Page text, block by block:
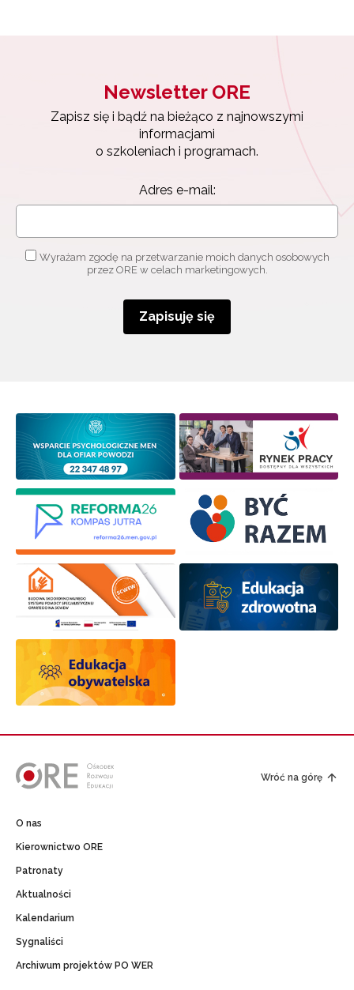
Newsletter ORE
Zapisz się i bądź na bieżąco z najnowszymi
informacjami
o szkoleniach i programach.
Adres e-mail:
Wyrażam zgodę na przetwarzanie moich danych osobowych
przez ORE w celach marketingowych.
Zapisuję się
Wróć na górę
O nas
Kierownictwo ORE
Patronaty
Aktualności
Kalendarium
Sygnaliści
Archiwum projektów PO WER
Zapisz się i bądź na bieżąco z najnowszymi
informacjami
o szkoleniach i programach.
Adres e-mail:
Wyrażam zgodę na przetwarzanie moich danych
osobowych przez ORE w celach marketingowych.
Zapisuję się